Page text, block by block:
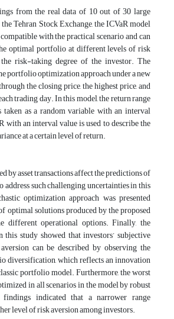
from the real data of 10 out of 30 large
Tehran Stock Exchange, the ICVaR model
with the practical scenario and can
optimal portfolio at different levels of risk
risk-taking degree of the investor. The
portfolio optimization approach under a new
the closing price, the highest price, and
trading day. In this model, the return range
as a random variable with an interval
with an interval value is used to describe the
at a certain level of return.
by asset transactions affect the predictions of
address such challenging uncertainties in this
optimization approach was presented
optimal solutions produced by the proposed
different operational options. Finally, the
study showed that investors’ subjective
can be described by observing the
diversification, which reflects an innovation
portfolio model. Furthermore, the worst
in all scenarios in the model by robust
indicated that a narrower range
level of risk aversion among investors.